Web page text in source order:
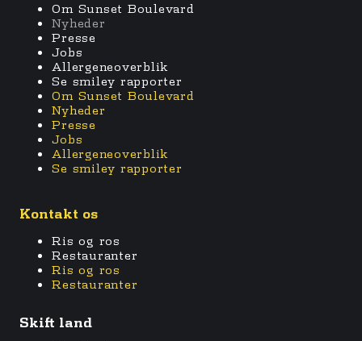
Om Sunset Boulevard
Nyheder
Presse
Jobs
Allergeneoverblik
Se smiley rapporter
Om Sunset Boulevard
Nyheder
Presse
Jobs
Allergeneoverblik
Se smiley rapporter
Kontakt os
Ris og ros
Restauranter
Ris og ros
Restauranter
Skift land